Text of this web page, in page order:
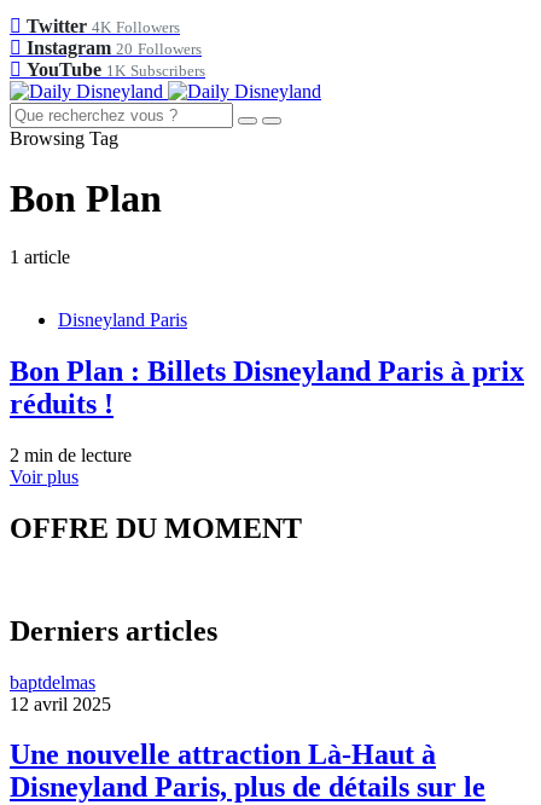
Twitter 4K Followers
Instagram 20 Followers
YouTube 1K Subscribers
Browsing Tag
Bon Plan
1 article
Disneyland Paris
Bon Plan : Billets Disneyland Paris à prix
réduits !
2 min de lecture
Voir plus
OFFRE DU MOMENT
Derniers articles
baptdelmas
12 avril 2025
Une nouvelle attraction Là-Haut à
Disneyland Paris, plus de détails sur le